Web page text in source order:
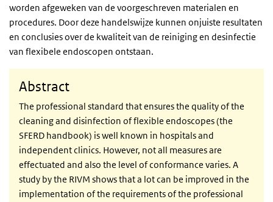
worden afgeweken van de voorgeschreven materialen en
procedures. Door deze handelswijze kunnen onjuiste resultaten
en conclusies over de kwaliteit van de reiniging en desinfectie
van flexibele endoscopen ontstaan.
Abstract
The professional standard that ensures the quality of the
cleaning and disinfection of flexible endoscopes (the
SFERD handbook) is well known in hospitals and
independent clinics. However, not all measures are
effectuated and also the level of conformance varies. A
study by the RIVM shows that a lot can be improved in the
implementation of the requirements of the professional